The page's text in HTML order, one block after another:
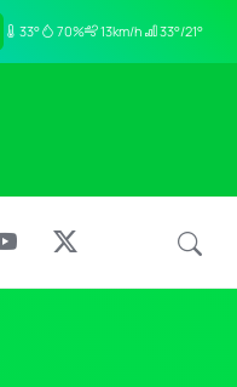
33° 70% 13km/h 33°/21°